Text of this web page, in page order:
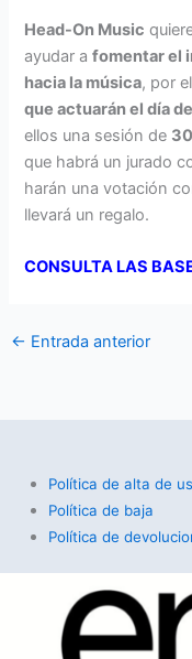
Head-On Music
ayudar afomentar el
hacia la música, por
que actuarán el día
ellos una sesión de
que habrá un jurado
harán una votación
llevará un regalo.
CONSULTA LAS
← Entrada anterior
Política de alta de
Política de baja
Política de